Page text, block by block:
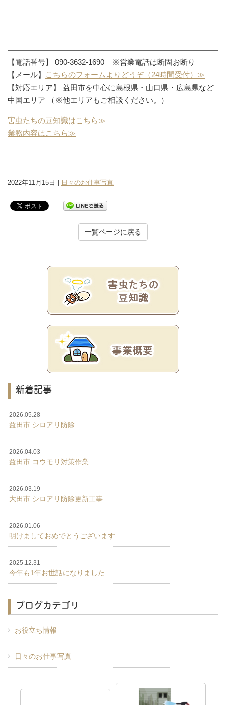
【電話番号】 090-3632-1690 ※営業電話は断固お断り
【メール】
こちらのフォームよりどうぞ（24時間受付）≫
【対応エリア】 益田市を中心に島根県・山口県・広島県など
中国エリア （※他エリアもご相談ください。）
害虫たちの豆知識はこちら≫
業務内容はこちら≫
2022年11月15日 | 日々のお仕事写真
一覧ページに戻る
新着記事
2026.05.28
益田市 シロアリ防除
2026.04.03
益田市 コウモリ対策作業
2026.03.19
大田市 シロアリ防除更新工事
2026.01.06
明けましておめでとうございます
2025.12.31
今年も1年お世話になりました
ブログカテゴリ
お役立ち情報
日々のお仕事写真